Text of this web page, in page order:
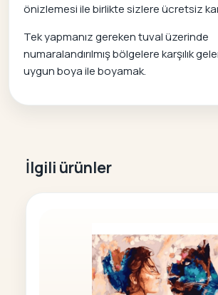
önizlemesi ile birlikte sizlere ücretsiz
Tek yapmanız gereken tuval üzerinde
numaralandırılmış bölgelere karşılık
uygun boya ile boyamak.
İlgili ürünler